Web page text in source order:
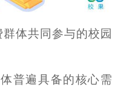
体共同参与的校园
普遍具备的核心需